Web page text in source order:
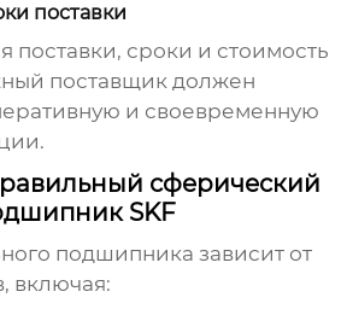
поставки
поставки, сроки и стоимость
поставщик должен
и своевременную
сферический
SKF
подшипника зависит от
включая: